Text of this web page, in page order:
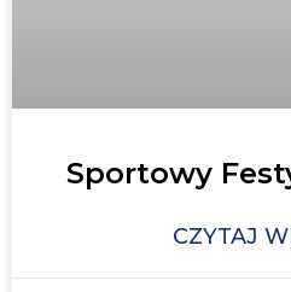
Sportowy
CZYTAJ